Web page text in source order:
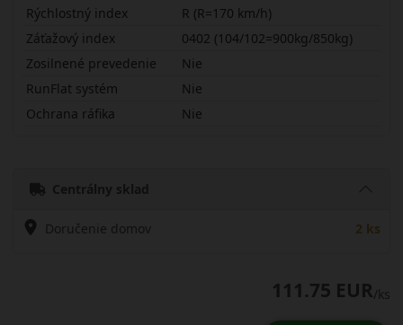
Rýchlostný index
R (R=170 km/h)
Záťažový index
0402 (104/102=900kg/850kg)
Zosilnené prevedenie
Nie
RunFlat systém
Nie
Ochrana ráfika
Nie
Centrálny sklad
Doručenie domov 2 ks
111.75 EUR/ks